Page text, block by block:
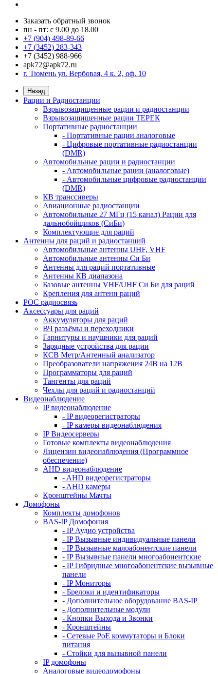
Заказать обратный звонок
пн - пт: с 9.00 до 18.00
+7 (904) 498-89-66
+7 (3452) 283-343
+7 (3452) 988-966
apk72@apk72.ru
г. Тюмень ул. Вербовая, 4 к. 2, оф. 10
Назад
Рации и Радиостанции
Взрывозащищенные рации и радиостанции
Взрывозащищенные рации ТЕРЕК
Портативные радиостанции
- Портативные рации аналоговые
- Цифровые портативные радиостанции
(DMR)
Автомобильные рации и радиостанции
- Автомобильные рации (аналоговые)
- Автомобильные цифровые радиостанции
(DMR)
КВ транссиверы
Авиационные радиостанции
Автомобильные 27 МГц (15 канал) Рации для
дальнобойщиков (СиБи)
Комплектующие для раций
Антенны для раций и радиостанций
Автомобильные антенны UHF, VHF
Автомобильные антенны Си Би
Антенны для раций портативные
Антенны КВ диапазона
Базовые антенны VHF/UHF Си Би для раций
Крепления для антенн раций
POC радиосвязь
Аксессуары для раций
Аккумуляторы для раций
ВЧ разъёмы и переходники
Гарнитуры и наушники для раций
Зарядные устройства для рации
КСВ Метр/Антенный анализатор
Преобразователи напряжения 24В на 12В
Программаторы для раций
Тангенты для раций
Чехлы для раций и радиостанций
Видеонаблюдение
IP видеонаблюдение
- IP видеорегистраторы
- IP камеры видеонаблюдения
IP Видеосерверы
Готовые комплекты видеонаблюдения
Лицензии видеонаблюдения (Программное
обеспечение)
AHD видеонаблюдение
- AHD видеорегистраторы
- AHD камеры
Кронштейны Мачты
Домофоны
Комплекты домофонов
BAS-IP Домофония
- IP Аудио устройства
- IP Вызывные индивидуальные панели
- IP Вызывные малоабонентские панели
- IP Вызывные панели многоабонентские
- IP Гибридные многоабонентские вызывные
панели
- IP Мониторы
- Брелоки и идентификаторы
- Дополнительное оборудование BAS-IP
- Дополнительные модули
- Кнопки Выхода и Звонки
- Кронштейны
- Сетевые PoE коммутаторы и Блоки
питания
- Стойки для вызывной панели
IP домофоны
Аналоговые видеодомофоны